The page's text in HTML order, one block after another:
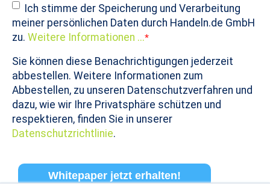
Ich stimme der Speicherung und Verarbeitung
meiner persönlichen Daten durch Handeln.de GmbH
zu. Weitere Informationen ...*
Sie können diese Benachrichtigungen jederzeit
abbestellen. Weitere Informationen zum
Abbestellen, zu unseren Datenschutzverfahren und
dazu, wie wir Ihre Privatsphäre schützen und
respektieren, finden Sie in unserer
Datenschutzrichtlinie.